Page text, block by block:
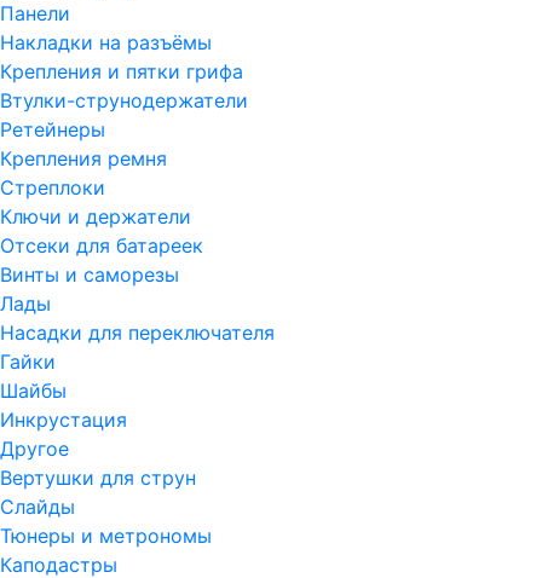
Панели
Накладки на разъёмы
Крепления и пятки грифа
Втулки-струнодержатели
Ретейнеры
Крепления ремня
Стреплоки
Ключи и держатели
Отсеки для батареек
Винты и саморезы
Лады
Насадки для переключателя
Гайки
Шайбы
Инкрустация
Другое
Вертушки для струн
Слайды
Тюнеры и метрономы
Каподастры